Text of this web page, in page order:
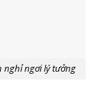
nghỉ ngơi lý tưởng